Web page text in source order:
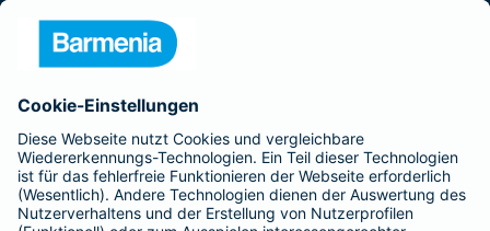
Barmenia ist Teil der BarmeniaGothaer
BELIEBTE SEITEN
Kranken-Zusatzversicherung
Tierversicherungen